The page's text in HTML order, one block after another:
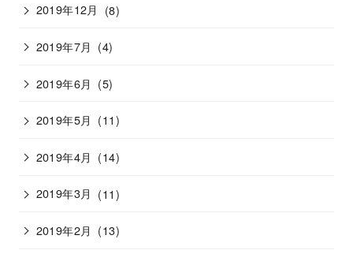
2019年12月 (8)
2019年7月 (4)
2019年6月 (5)
2019年5月 (11)
2019年4月 (14)
2019年3月 (11)
2019年2月 (13)